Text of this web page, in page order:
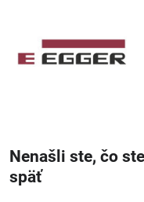
Nenašli ste, čo
späť